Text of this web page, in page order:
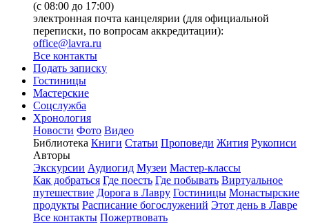
(с 08:00 до 17:00)
электронная почта канцелярии (для официальной
переписки, по вопросам аккредитации):
office@lavra.ru
Все контакты
Подать записку
Гостиницы
Мастерские
Соцслужба
Хронология
Новости Фото Видео
Библиотека Книги Статьи Проповеди Жития Рукописи
Авторы
Экскурсии Аудиогид Музеи Мастер-классы
Как добраться Где поесть Где побывать Виртуальное
путешествие Дорога в Лавру Гостиницы Монастырские
продукты Расписание богослужений Этот день в Лавре
Все контакты Пожертвовать